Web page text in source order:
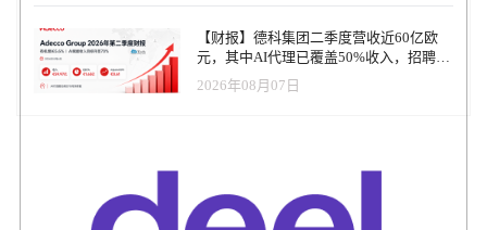
【财报】德科集团二季度营收近60亿欧
元，其中AI代理已覆盖50%收入，招聘服
务进入运营重构阶段
2026年08月07日